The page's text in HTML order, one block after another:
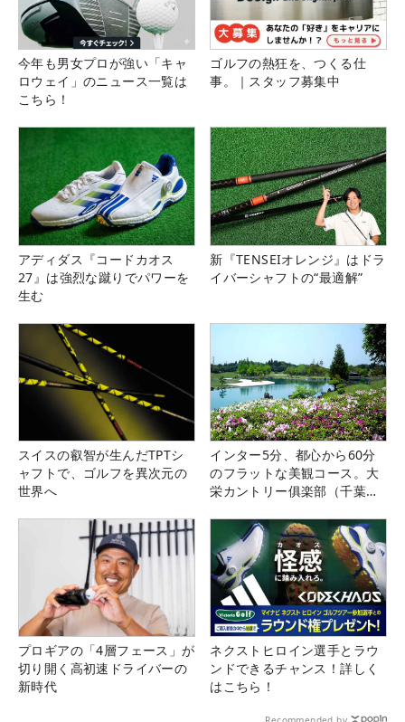
今年も男女プロが強い「キャ
ロウェイ」のニュース一覧は
こちら！
ゴルフの熱狂を、つくる仕
事。｜スタッフ募集中
アディダス『コードカオス
27』は強烈な蹴りでパワーを
生む
新『TENSEIオレンジ』はドラ
イバーシャフトの“最適解”
スイスの叡智が生んだTPTシ
ャフトで、ゴルフを異次元の
世界へ
インター5分、都心から60分
のフラットな美観コース。大
栄カントリー俱楽部（千葉
プロギアの「4層フェース」が
切り開く高初速ドライバーの
新時代
ネクストヒロイン選手とラウ
ンドできるチャンス！詳しく
はこちら！